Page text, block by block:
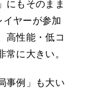
にもそのまま
ヤーが参加
高性能・低コ
常に大きい。
事例」も大い